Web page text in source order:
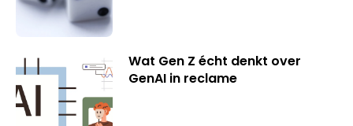
Wat Gen Z écht denkt over
GenAI in reclame